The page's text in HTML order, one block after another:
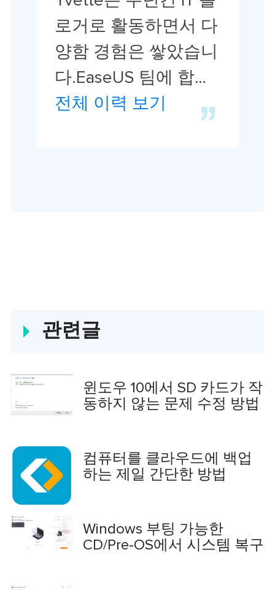
로거로 활동하면서 다
양함 경험은 쌓았습니
다.EaseUS 팀에 합류
한 이후 EaseUS 웹사
다.…
전체 이력 보기
관련글
윈도우 10에서 SD 카드가 작
동하지 않는 문제 수정 방법
컴퓨터를 클라우드에 백업
하는 제일 간단한 방법
Windows 부팅 가능한
CD/Pre-OS에서 시스템 복구